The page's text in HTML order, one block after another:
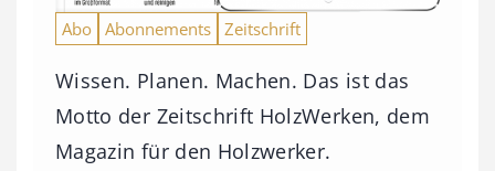
Abo Abonnements Zeitschrift
Wissen. Planen. Machen. Das ist das
Motto der Zeitschrift HolzWerken, dem
Magazin für den Holzwerker.